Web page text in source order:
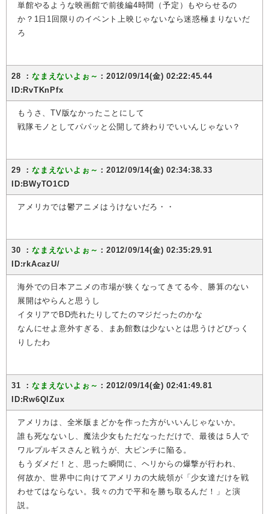
単館やるような映画館で前後編4時間（予定）もやらせるの
か？1日1回限りのイベント上映じゃないなら迷惑極まりないだ
ろ
28 ：なまえないよぉ～ ：2012/09/14(金) 02:22:45.44
ID:RvTKnPfx
もうさ、TV版なかったことにして
戦隊モノとしてパパッと公開して終わりでいいんじゃない？
29 ：なまえないよぉ～ ：2012/09/14(金) 02:34:38.33
ID:BWyTO1CD
アメリカでは鬱アニメはうけないだろ・・
30 ：なまえないよぉ～ ：2012/09/14(金) 02:35:29.91
ID:rkAcazU/
海外での日本アニメの市場が狭くなってきてる今、勝算のない
展開はやらんと思うし
イタリアでBD売れたりしてたのマジだったのかな
なんにせよ意外すぎる、まあ館数は少ないとは思うけどびっく
りしたわ
31 ：なまえないよぉ～ ：2012/09/14(金) 02:41:49.81
ID:Rw6QlZux
アメリカは、全米版まどかを作った方がいいんじゃないか。
誰も死なないし、魔法少女もただなっただけで、最後は５人で
ワルプルギスさんと戦うが、大ピンチに陥る。
もうダメだ！と、思った瞬間に、ヘリからの爆撃が行われ、
何故か、世界中に向けてアメリカの大統領が「少女達だけを戦
わせてはならない。我々の力で平和を勝ち取るんだ！」と演
説。